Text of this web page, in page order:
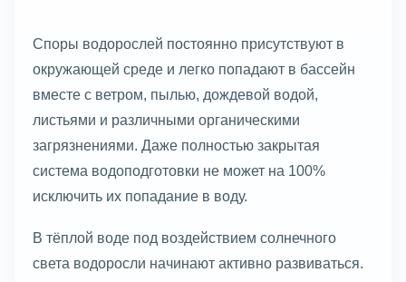
Споры водорослей постоянно присутствуют в
окружающей среде и легко попадают в бассейн
вместе с ветром, пылью, дождевой водой,
листьями и различными органическими
загрязнениями. Даже полностью закрытая
система водоподготовки не может на 100%
исключить их попадание в воду.
В тёплой воде под воздействием солнечного
света водоросли начинают активно развиваться.